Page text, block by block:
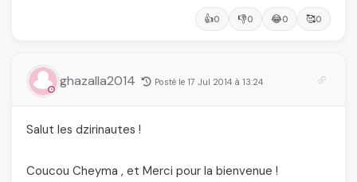
👍0 👎0 😂0 🥰0
ghazalla2014 Posté le 17 Jul 2014 à 13:24
Salut les dzirinautes !
Coucou Cheyma , et Merci pour la bienvenue !